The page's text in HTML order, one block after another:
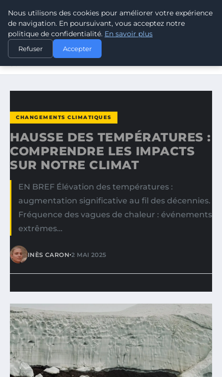
CLIMATE GUARDIAN
ACCUEIL
CHANGEMENTS CLIMATIQUES
HAUSSE DES TEMPÉRATURES : COMPRENDRE LES IMPACTS
CHANGEMENTS CLIMATIQUES
HAUSSE DES TEMPÉRATURES :
COMPRENDRE LES IMPACTS
SUR NOTRE CLIMAT
EN BREF Élévation des températures :
augmentation significative au fil des décennies.
Fréquence des vagues de chaleur : événements
extrêmes…
INÈS CARON•2 MAI 2025
Nous utilisons des cookies pour améliorer votre expérience
de navigation. En poursuivant, vous acceptez notre
politique de confidentialité. En savoir plus
Refuser Accepter